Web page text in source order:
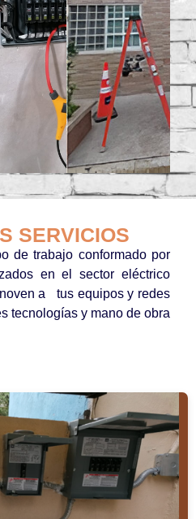
SERVICIOS
de trabajo conformado por
en el sector eléctrico
a tus equipos y redes
tecnologías y mano de obra